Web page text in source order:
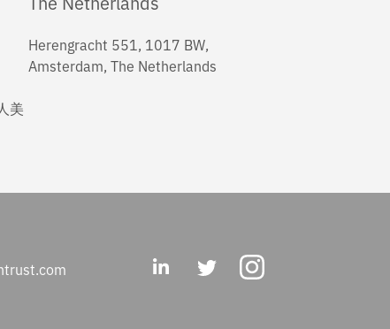
美
Herengracht 551, 1017 BW,
Amsterdam, The Netherlands